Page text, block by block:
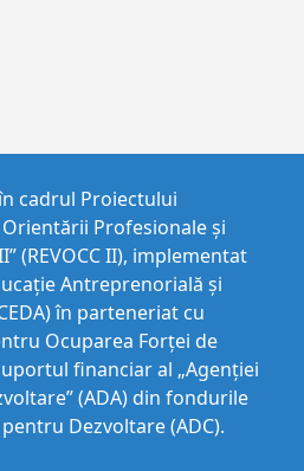
cadrul Proiectului
Profesionale și
(REVOCC II), implementat
Antreprenorială şi
în parteneriat cu
Ocuparea Forței de
financiar al „Agenției
(ADA) din fondurile
Dezvoltare (ADC).